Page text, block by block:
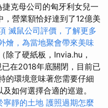
克母公司的匈牙利女兒一
營業額恰好達到了12億美
滅鼠公司評價，了解更多
燴，為當地聚會帶來美味
除了硬紙板，Invia.hu，
在2018年底關閉，目前已
的環境意味著您需要仔細
如何選擇合適的巡遊。
寧靜的土地 護照過期怎麼